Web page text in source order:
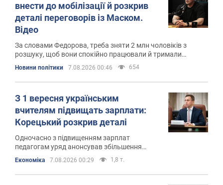
внести до мобілізації й розкрив
деталі переговорів із Маском.
Відео
За словами Федорова, треба зняти 2 млн чоловіків з
розшуку, щоб вони спокійно працювали й тримали
Новини політики 7.08.2026 00:46 654
З 1 вересня українським
вчителям підвищать зарплати:
Корецький розкрив деталі
Одночасно з підвищенням зарплат
педагогам уряд анонсував збільшення
студентських стипендій
Економіка 7.08.2026 00:29 1,8 т.